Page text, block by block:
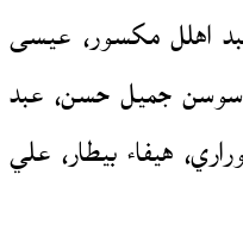
اهلل مكسور، عيسى
سوسن جميل حسن، عبد
هيفاء بيطار، علي